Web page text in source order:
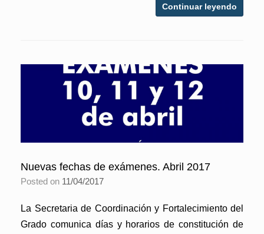
Continuar leyendo
Nuevas fechas de exámenes. Abril 2017
Posted on 11/04/2017
La Secretaria de Coordinación y Fortalecimiento del
Grado comunica días y horarios de constitución de